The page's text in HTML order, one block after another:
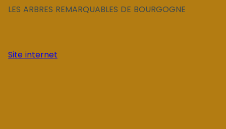
LES ARBRES REMARQUABLES DE BOURGOGNE
Site internet